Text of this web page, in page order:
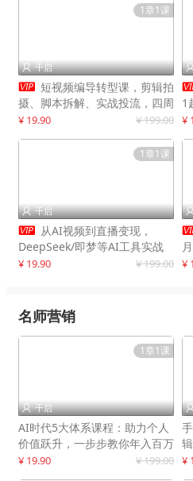
1章1课
 千启
 短视频编导转型课，剪辑拍
摄、脚本拆解、实战投流，四周
系统教学，快速入行月入2w+
¥ 19.90 ¥ 199.00
1
¥
1章1课
 千启
 从AI视频到直播变现，
DeepSeek/即梦等AI工具实战
教学，生产爆款视频，打造高流
¥ 19.90 ¥ 199.00 ¥
名师营销
1章1课
 千启
AI时代5大体系课程：助力个人
价值跃升，一步步教你年入百万
¥ 19.90 ¥ 199.00 ¥